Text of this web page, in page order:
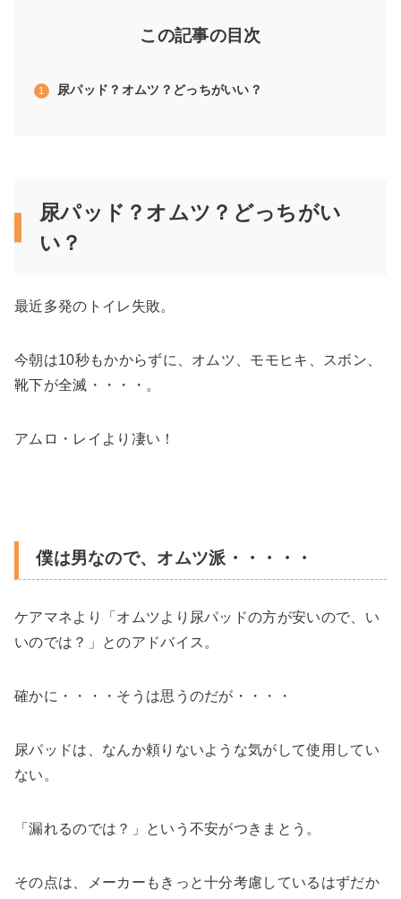
この記事の目次
尿パッド？オムツ？どっちがいい？
尿パッド？オムツ？どっちがい
い？
最近多発のトイレ失敗。
今朝は10秒もかからずに、オムツ、モモヒキ、スボン、
靴下が全滅・・・・。
アムロ・レイより凄い！
僕は男なので、オムツ派・・・・・
ケアマネより「オムツより尿パッドの方が安いので、い
いのでは？」とのアドバイス。
確かに・・・・そうは思うのだが・・・・
尿パッドは、なんか頼りないような気がして使用してい
ない。
「漏れるのでは？」という不安がつきまとう。
その点は、メーカーもきっと十分考慮しているはずだか